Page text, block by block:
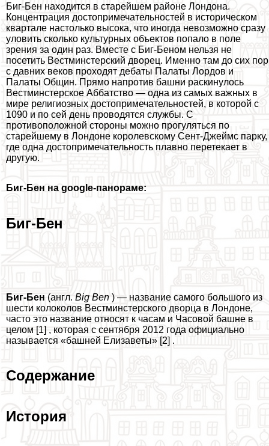
Биг-Бен находится в старейшем районе Лондона.
Концентрация достопримечательностей в историческом
квартале настолько высока, что иногда невозможно сразу
уловить сколько культурных объектов попало в поле
зрения за один раз. Вместе с Биг-Беном нельзя не
посетить Вестминстерский дворец. Именно там до сих пор
с давних веков проходят дебаты Палаты Лордов и
Палаты Общин. Прямо напротив башни раскинулось
Вестминстерское Аббатство — одна из самых важных в
мире религиозных достопримечательностей, в которой с
1090 и по сей день проводятся службы. С
противоположной стороны можно прогуляться по
старейшему в Лондоне королевскому Сент-Джеймс парку,
где одна достопримечательность плавно перетекает в
другую.
Биг-Бен на google-панораме:
Биг-Бен
Биг-Бен (англ. Big Ben ) — название самого большого из
шести колоколов Вестминстерского дворца в Лондоне,
часто это название относят к часам и Часовой башне в
целом [1] , которая с сентября 2012 года официально
называется «башней Елизаветы» [2] .
Содержание
История